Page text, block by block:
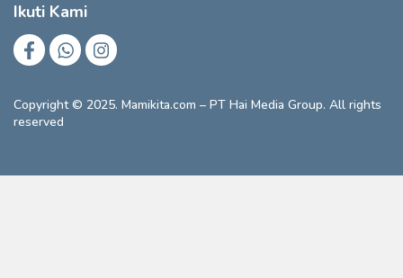
Ikuti Kami
Copyright © 2025. Mamikita.com – PT Hai Media Group. All rights
reserved